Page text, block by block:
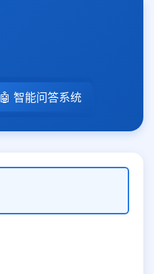
🤖 智能问答系统